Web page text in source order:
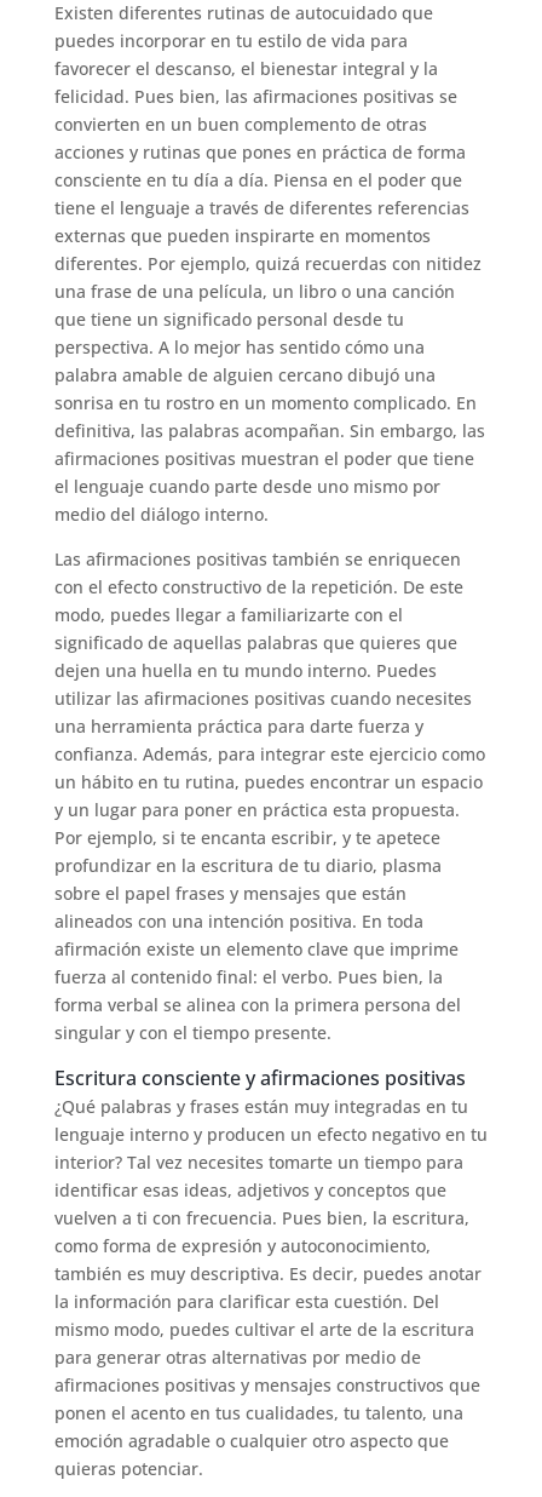
Existen diferentes rutinas de autocuidado que
puedes incorporar en tu estilo de vida para
favorecer el descanso, el bienestar integral y la
felicidad. Pues bien, las afirmaciones positivas se
convierten en un buen complemento de otras
acciones y rutinas que pones en práctica de forma
consciente en tu día a día. Piensa en el poder que
tiene el lenguaje a través de diferentes referencias
externas que pueden inspirarte en momentos
diferentes. Por ejemplo, quizá recuerdas con nitidez
una frase de una película, un libro o una canción
que tiene un significado personal desde tu
perspectiva. A lo mejor has sentido cómo una
palabra amable de alguien cercano dibujó una
sonrisa en tu rostro en un momento complicado. En
definitiva, las palabras acompañan. Sin embargo, las
afirmaciones positivas muestran el poder que tiene
el lenguaje cuando parte desde uno mismo por
medio del diálogo interno.
Las afirmaciones positivas también se enriquecen
con el efecto constructivo de la repetición. De este
modo, puedes llegar a familiarizarte con el
significado de aquellas palabras que quieres que
dejen una huella en tu mundo interno. Puedes
utilizar las afirmaciones positivas cuando necesites
una herramienta práctica para darte fuerza y
confianza. Además, para integrar este ejercicio como
un hábito en tu rutina, puedes encontrar un espacio
y un lugar para poner en práctica esta propuesta.
Por ejemplo, si te encanta escribir, y te apetece
profundizar en la escritura de tu diario, plasma
sobre el papel frases y mensajes que están
alineados con una intención positiva. En toda
afirmación existe un elemento clave que imprime
fuerza al contenido final: el verbo. Pues bien, la
forma verbal se alinea con la primera persona del
singular y con el tiempo presente.
Escritura consciente y afirmaciones positivas
¿Qué palabras y frases están muy integradas en tu
lenguaje interno y producen un efecto negativo en tu
interior? Tal vez necesites tomarte un tiempo para
identificar esas ideas, adjetivos y conceptos que
vuelven a ti con frecuencia. Pues bien, la escritura,
como forma de expresión y autoconocimiento,
también es muy descriptiva. Es decir, puedes anotar
la información para clarificar esta cuestión. Del
mismo modo, puedes cultivar el arte de la escritura
para generar otras alternativas por medio de
afirmaciones positivas y mensajes constructivos que
ponen el acento en tus cualidades, tu talento, una
emoción agradable o cualquier otro aspecto que
quieras potenciar.